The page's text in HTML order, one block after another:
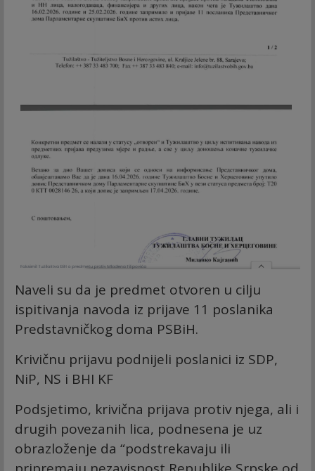
Naveli su da je predmet otvoren u cilju
ispitivanja navoda iz prijave 11 poslanika
Predstavničkog doma PSBiH.
Krivičnu prijavu podnijeli poslanici iz SDP,
NiP, NS i BHI KF
Podsjetimo, krivična prijava protiv njega, ali i
drugih povezanih lica, podnesena je uz
obrazloženje da “podstrekavaju ili